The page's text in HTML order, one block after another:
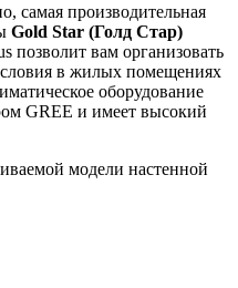
самая производительная
Gold Star (Голд Стар)
позволит вам организовать
в жилых помещениях
оборудование
GREE и имеет высокий
модели настенной